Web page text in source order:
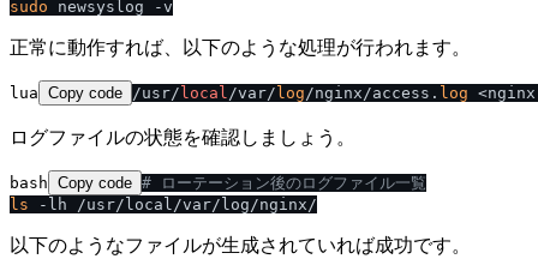
sudo
正常に動作すれば、以下のような処理が行われます。
lua Copy code /usr/ local/var/ log/nginx/access. log
ログファイルの状態を確認しましょう。
bash Copy code # ローテーション後のログファイル一覧
ls
以下のようなファイルが生成されていれば成功です。